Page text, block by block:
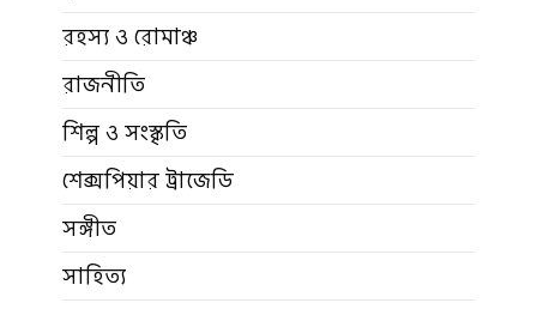
রহস্য ও রোমাঞ্চ
রাজনীতি
শিল্প ও সংস্কৃতি
শেক্সপিয়ার ট্রাজেডি
সঙ্গীত
সাহিত্য